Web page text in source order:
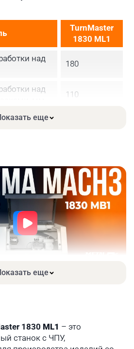
TurnMaster
1830 ML1
над
180
над
110
мм
центрами,
300
осей X\Z,
95/250
отверстия
21
В/Гц
220/50
еще
еще
1830 ML1 – это
станок с ЧПУ,